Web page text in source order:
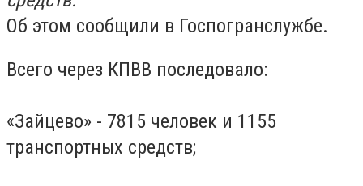
Об этом сообщили в Госпогранслужбе.
Всего через КПВВ последовало:
«Зайцево» - 7815 человек и 1155
транспортных средств;